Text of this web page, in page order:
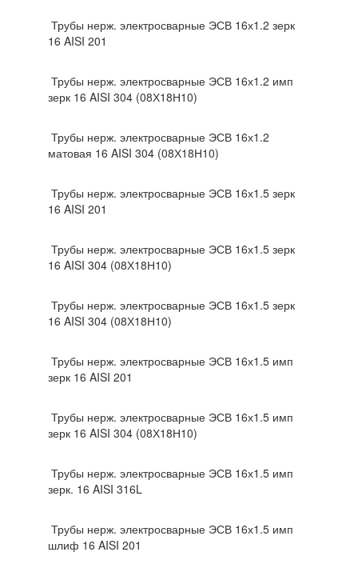
Трубы нерж. электросварные ЭСВ 16х1.2 зерк
16 AISI 201
Трубы нерж. электросварные ЭСВ 16х1.2 имп
зерк 16 AISI 304 (08Х18Н10)
Трубы нерж. электросварные ЭСВ 16х1.2
матовая 16 AISI 304 (08Х18Н10)
Трубы нерж. электросварные ЭСВ 16х1.5 зерк
16 AISI 201
Трубы нерж. электросварные ЭСВ 16х1.5 зерк
16 AISI 304 (08Х18Н10)
Трубы нерж. электросварные ЭСВ 16х1.5 зерк
16 AISI 304 (08Х18Н10)
Трубы нерж. электросварные ЭСВ 16х1.5 имп
зерк 16 AISI 201
Трубы нерж. электросварные ЭСВ 16х1.5 имп
зерк 16 AISI 304 (08Х18Н10)
Трубы нерж. электросварные ЭСВ 16х1.5 имп
зерк. 16 AISI 316L
Трубы нерж. электросварные ЭСВ 16х1.5 имп
шлиф 16 AISI 201